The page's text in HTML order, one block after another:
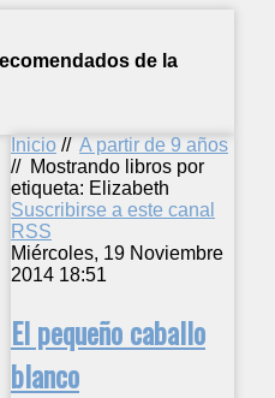
de la
Inicio // A partir de 9 años
// Mostrando libros por
etiqueta: Elizabeth
Suscribirse a este canal
RSS
Miércoles, 19 Noviembre
2014 18:51
El pequeño caballo
blanco